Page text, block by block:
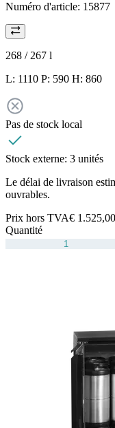
Numéro d'article: 15877
268 / 267 l
L: 1110 P: 590 H: 860
Pas de stock local
Stock externe: 3 unités
Le délai de livraison
ouvrables.
Prix hors TVA€ 1.525,00
Quantité